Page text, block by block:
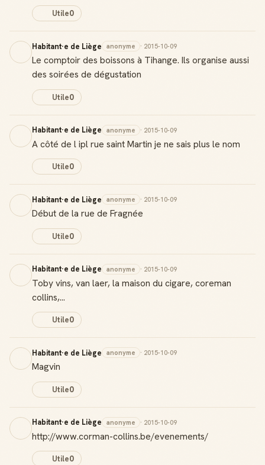
Utile0
Habitant·e de Liège anonyme · 2015-10-09
Le comptoir des boissons à Tihange. Ils organise aussi
des soirées de dégustation
Utile0
Habitant·e de Liège anonyme · 2015-10-09
A côté de l ipl rue saint Martin je ne sais plus le nom
Utile0
Habitant·e de Liège anonyme · 2015-10-09
Début de la rue de Fragnée
Utile0
Habitant·e de Liège anonyme · 2015-10-09
Toby vins, van laer, la maison du cigare, coreman
collins,...
Utile0
Habitant·e de Liège anonyme · 2015-10-09
Magvin
Utile0
Habitant·e de Liège anonyme · 2015-10-09
http://www.corman-collins.be/evenements/
Utile0
Badge Guide Local
Score de réputation
Gagne des points à chaque contribution utile
Notifications
Sois notifié quand ton avis aide quelqu'un